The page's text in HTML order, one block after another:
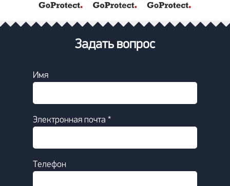
Задать вопрос
Имя
Электронная почта *
Телефон